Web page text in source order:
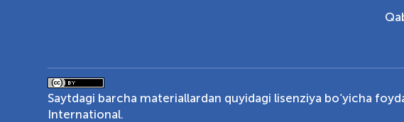
Saytdagi barcha materiallardan quyidagi lisenziya bo‘yicha
International.